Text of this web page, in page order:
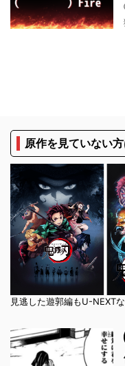
原作を見ていない
見逃した遊郭編もU-NEXT